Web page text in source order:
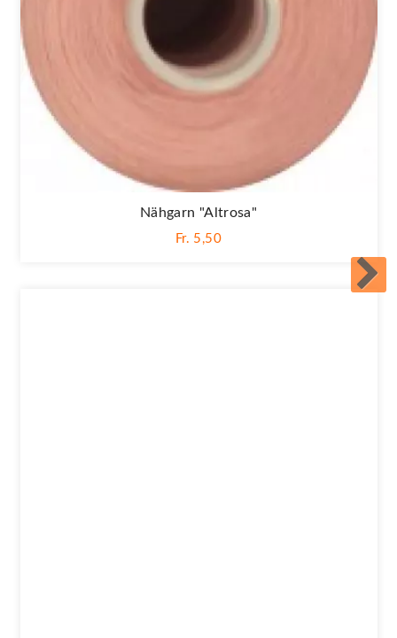
Nähgarn "altrosa"
Fr. 5,50